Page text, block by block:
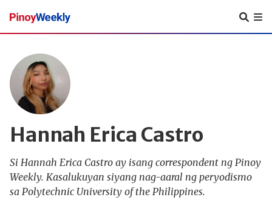
Pinoy
Weekly
Hannah Erica Castro
Si Hannah Erica Castro ay isang correspondent ng Pinoy
Weekly. Kasalukuyan siyang nag-aaral ng peryodismo
sa Polytechnic University of the Philippines.